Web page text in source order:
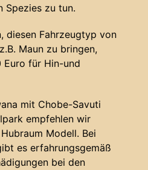
Spezies zu tun.
diesen Fahrzeugtyp von
Maun zu bringen,
für Hin-und
mit Chobe-Savuti
empfehlen wir
Modell. Bei
es erfahrungsgemäß
bei den